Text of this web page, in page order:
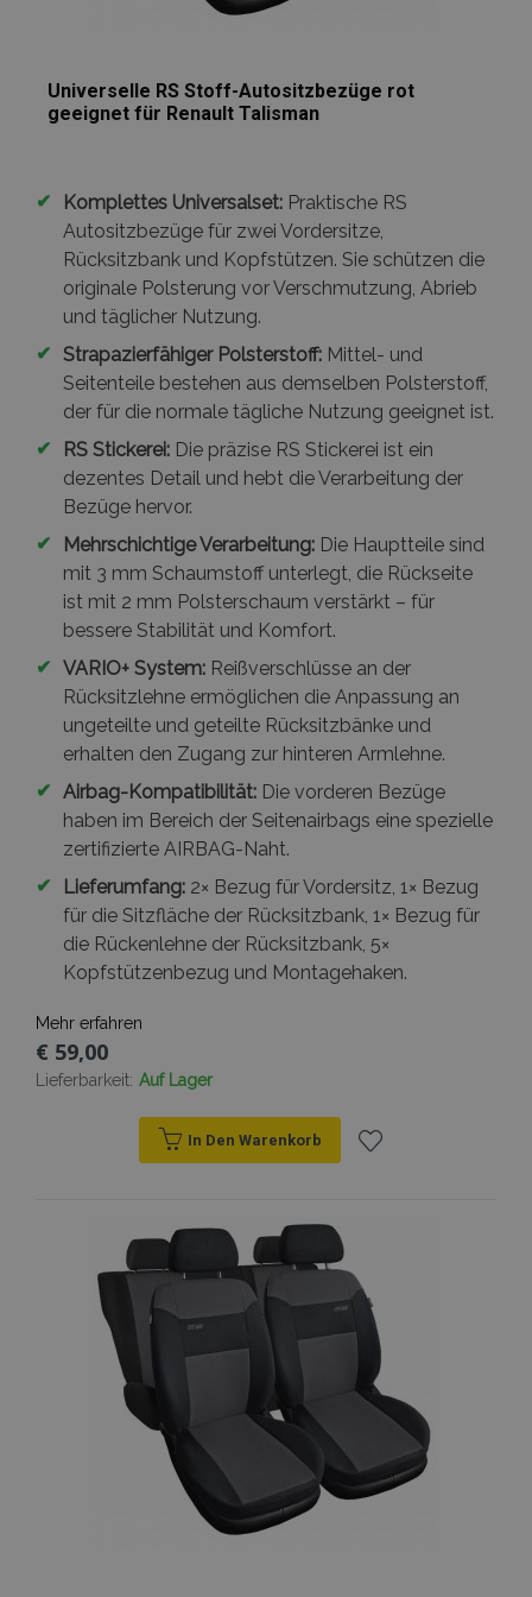
Universelle RS Stoff-Autositzbezüge rot
geeignet für Renault Talisman
✔ Komplettes Universalset: Praktische RS
Autositzbezüge für zwei Vordersitze,
Rücksitzbank und Kopfstützen. Sie schützen die
originale Polsterung vor Verschmutzung, Abrieb
und täglicher Nutzung.
✔ Strapazierfähiger Polsterstoff: Mittel- und
Seitenteile bestehen aus demselben Polsterstoff,
der für die normale tägliche Nutzung geeignet ist.
✔
RS Stickerei: Die präzise RS Stickerei ist ein
dezentes Detail und hebt die Verarbeitung der
Bezüge hervor.
✔
Mehrschichtige Verarbeitung: Die Hauptteile sind
mit 3 mm Schaumstoff unterlegt, die Rückseite
ist mit 2 mm Polsterschaum verstärkt – für
bessere Stabilität und Komfort.
✔ VARIO+ System: Reißverschlüsse an der
Rücksitzlehne ermöglichen die Anpassung an
ungeteilte und geteilte Rücksitzbänke und
erhalten den Zugang zur hinteren Armlehne.
✔ Airbag-Kompatibilität: Die vorderen Bezüge
haben im Bereich der Seitenairbags eine spezielle
zertifizierte AIRBAG-Naht.
✔
Lieferumfang: 2× Bezug für Vordersitz, 1× Bezug
für die Sitzfläche der Rücksitzbank, 1× Bezug für
die Rückenlehne der Rücksitzbank, 5×
Kopfstützenbezug und Montagehaken.
Mehr erfahren
€ 59,00
Lieferbarkeit: Auf Lager
In Den Warenkorb
hinzufügen